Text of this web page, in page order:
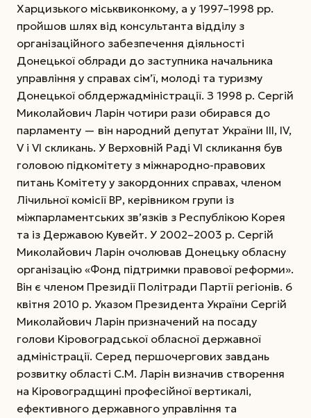
Харцизького міськвиконкому, а у 1997–1998 рр.
пройшов шлях від консультанта відділу з
організаційного забезпечення діяльності
Донецької облради до заступника начальника
управління у справах сім’ї, молоді та туризму
Донецької облдержадміністрації. З 1998 р. Сергій
Миколайович Ларін чотири рази обирався до
парламенту — він народний депутат України III, IV,
V і VI скликань. У Верховній Раді VI скликання був
головою підкомітету з міжнародно-правових
питань Комітету у закордонних справах, членом
Лічильної комісії ВР, керівником групи із
міжпарламентських зв’язків з Республікою Корея
та із Державою Кувейт. У 2002–2003 р. Сергій
Миколайович Ларін очолював Донецьку обласну
організацію «Фонд підтримки правової реформи».
Він є членом Президії Політради Партії регіонів. 6
квітня 2010 р. Указом Президента України Сергій
Миколайович Ларін призначений на посаду
голови Кіровоградської обласної державної
адміністрації. Серед першочергових завдань
розвитку області С.М. Ларін визначив створення
на Кіровоградщині професійної вертикалі,
ефективного державного управління та